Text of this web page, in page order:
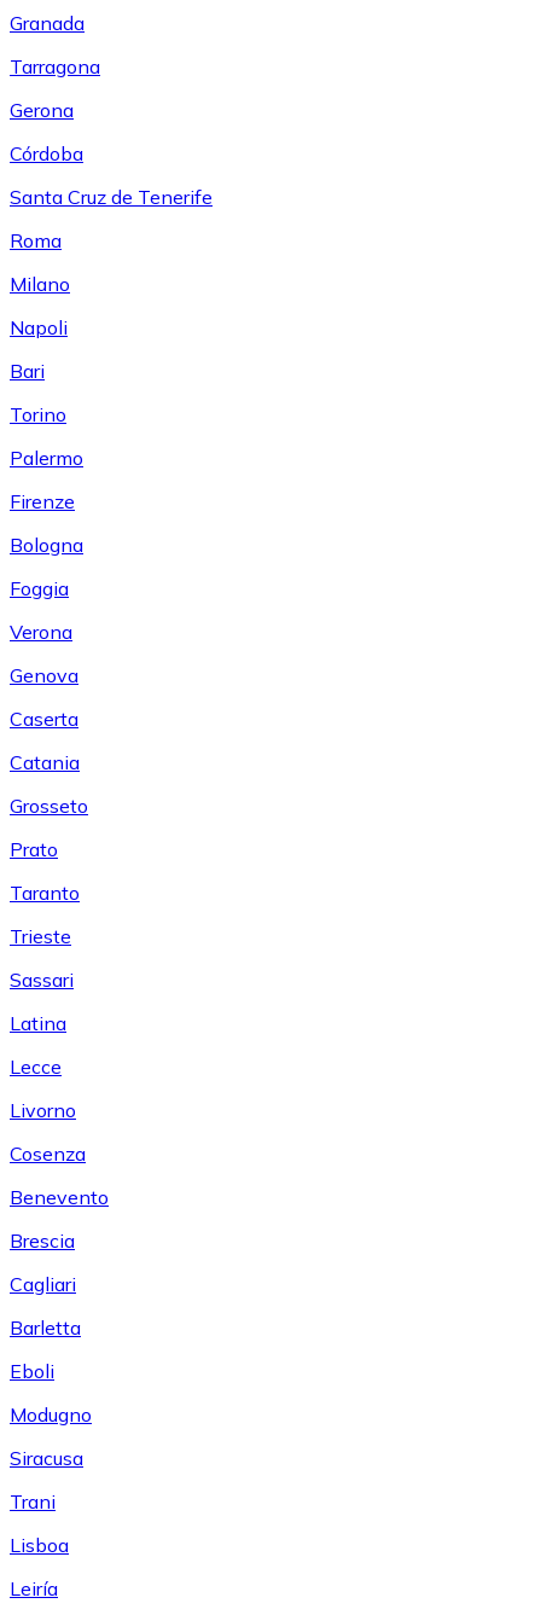
Granada
Tarragona
Gerona
Córdoba
Santa Cruz de Tenerife
Roma
Milano
Napoli
Bari
Torino
Palermo
Firenze
Bologna
Foggia
Verona
Genova
Caserta
Catania
Grosseto
Prato
Taranto
Trieste
Sassari
Latina
Lecce
Livorno
Cosenza
Benevento
Brescia
Cagliari
Barletta
Eboli
Modugno
Siracusa
Trani
Lisboa
Leiría